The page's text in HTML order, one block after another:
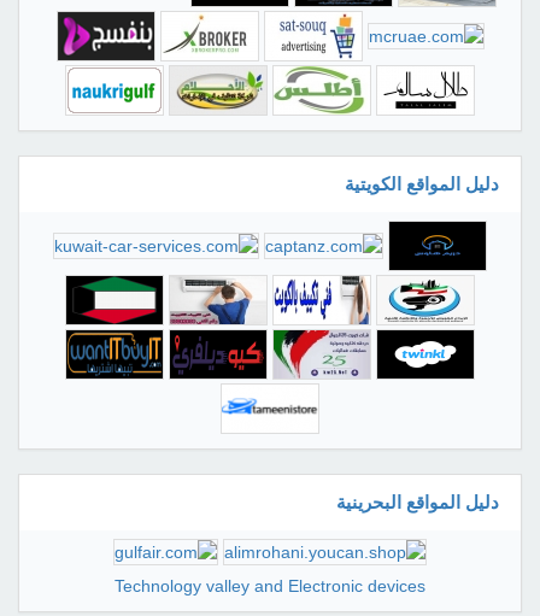
دليل المواقع الكويتية
دليل المواقع البحرينية
Technology valley and Electronic devices